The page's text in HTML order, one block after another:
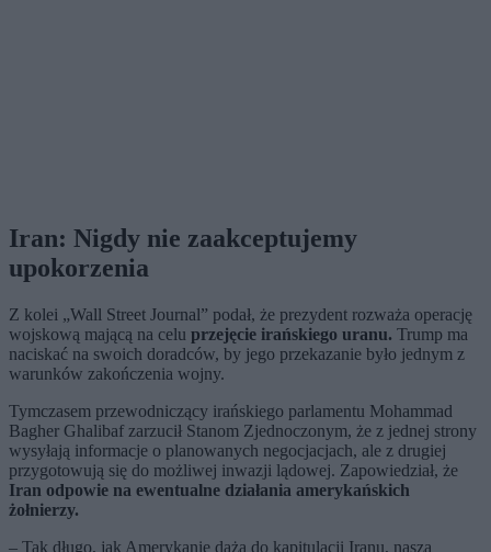
Iran: Nigdy nie zaakceptujemy
upokorzenia
Z kolei „Wall Street Journal” podał, że prezydent rozważa operację
wojskową mającą na celu przejęcie irańskiego uranu. Trump ma
naciskać na swoich doradców, by jego przekazanie było jednym z
warunków zakończenia wojny.
Tymczasem przewodniczący irańskiego parlamentu Mohammad
Bagher Ghalibaf zarzucił Stanom Zjednoczonym, że z jednej strony
wysyłają informacje o planowanych negocjacjach, ale z drugiej
przygotowują się do możliwej inwazji lądowej. Zapowiedział, że
Iran odpowie na ewentualne działania amerykańskich
żołnierzy.
– Tak długo, jak Amerykanie dążą do kapitulacji Iranu, naszą